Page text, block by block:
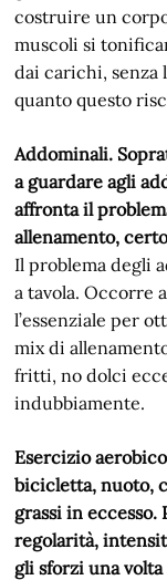
costruire un
muscoli si
dai carichi, senza
quanto questo
Addominali.
a guardare agli
affronta il
allenamento,
Il problema degli
a tavola. Occorre
l’essenziale per
mix di
fritti, no dolci
indubbiamente.
Esercizio
bicicletta, nuoto,
grassi in eccesso.
regolarità,
gli sforzi una